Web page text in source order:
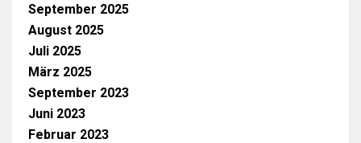
September 2025
August 2025
Juli 2025
März 2025
September 2023
Juni 2023
Februar 2023